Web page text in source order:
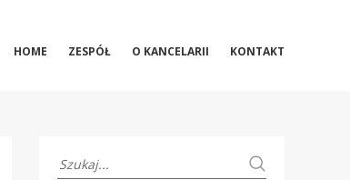
HOME ZESPÓŁ O KANCELARII KONTAKT